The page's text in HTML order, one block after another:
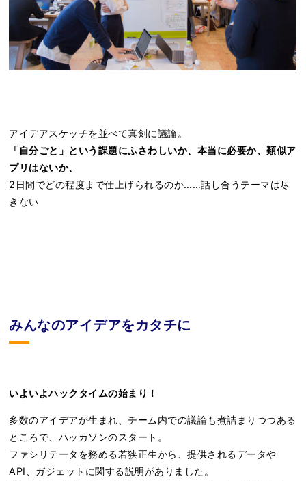
アイデアスケッチを並べて真剣に議論。
「自分ごと」という課題にふさわしいか、本当に必要か、類似ア
プリはないか、
2日間でどの程度まで仕上げられるのか……話し合うテーマは尽
きない
みんなのアイデアをカタチに
いよいよハックタイムの始まり！
多数のアイデアが生まれ、チーム内での議論も煮詰まりつつある
ところで、ハッカソンのスタート。
ファシリテータを務める若狭正生から、提供されるデータや
API、ガジェットに関する説明がありました。